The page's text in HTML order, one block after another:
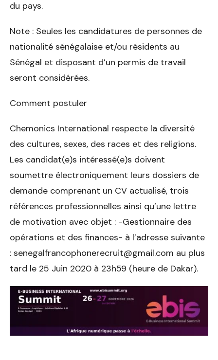
du pays.
Note : Seules les candidatures de personnes de
nationalité sénégalaise et/ou résidents au
Sénégal et disposant d’un permis de travail
seront considérées.
Comment postuler
Chemonics International respecte la diversité
des cultures, sexes, des races et des religions.
Les candidat(e)s intéressé(e)s doivent
soumettre électroniquement leurs dossiers de
demande comprenant un CV actualisé, trois
références professionnelles ainsi qu’une lettre
de motivation avec objet : -Gestionnaire des
opérations et des finances- à l’adresse suivante
: senegalfrancophonerecruit@gmail.com au plus
tard le 25 Juin 2020 à 23h59 (heure de Dakar).